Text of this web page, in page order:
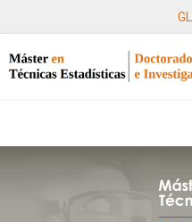
GL